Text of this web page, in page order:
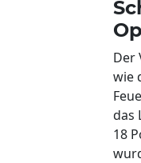
Der
wie
das
18